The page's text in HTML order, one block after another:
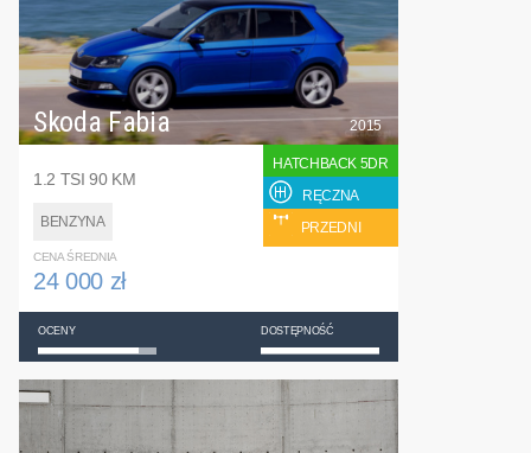
Skoda Fabia
1.2 TSI 90 KM
BENZYNA
2015
HATCHBACK 5DR
RĘCZNA
PRZEDNI
CENA ŚREDNIA
24 000 zł
OCENY DOSTĘPNOŚĆ